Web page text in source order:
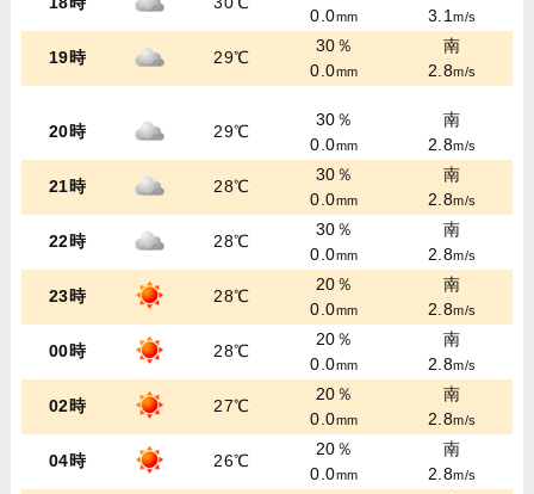
0.0mm
3.1m/s
19時 29℃
30％
0.0mm
南
2.8m/s
20時 29℃
30％
0.0mm
南
2.8m/s
21時 28℃
30％
0.0mm
南
2.8m/s
22時 28℃
30％
0.0mm
南
2.8m/s
23時 28℃
20％
0.0mm
南
2.8m/s
00時 28℃
20％
0.0mm
南
2.8m/s
02時 27℃
20％
0.0mm
南
2.8m/s
04時 26℃
20％
0.0mm
南
2.8m/s